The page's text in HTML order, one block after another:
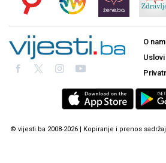
O
Uslovi
© vijesti.ba 2008-2026 | Kopiranje i prenos